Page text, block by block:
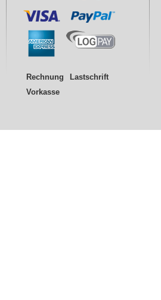
Rechnung
Lastschrift
Vorkasse